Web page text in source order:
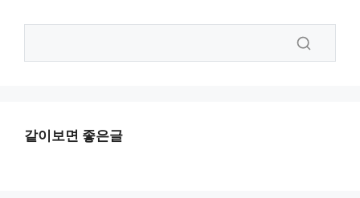
같이보면 좋은글